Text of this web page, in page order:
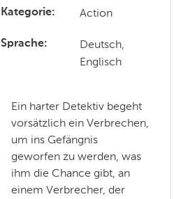
Kategorie Action
Sprache
Deutsch,
Englisch
Ein harter Detektiv begeht
vorsätzlich ein Verbrechen,
um ins Gefängnis
geworfen zu werden, was
ihm die Chance gibt, an
einem Verbrecher, der